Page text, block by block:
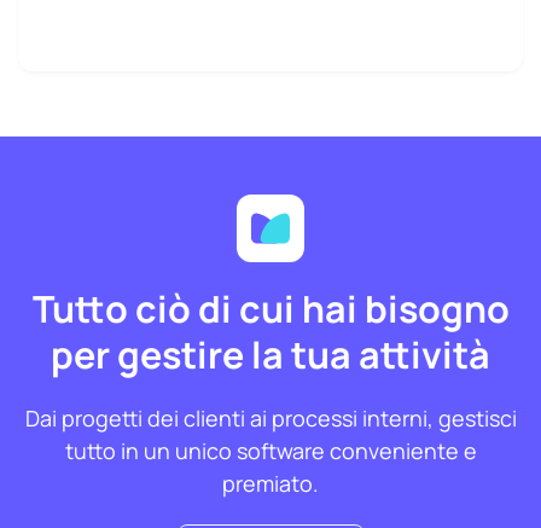
Tutto ciò di cui hai bisogno
per gestire la tua attività
Dai progetti dei clienti ai processi interni, gestisci
tutto in un unico software conveniente e
premiato.